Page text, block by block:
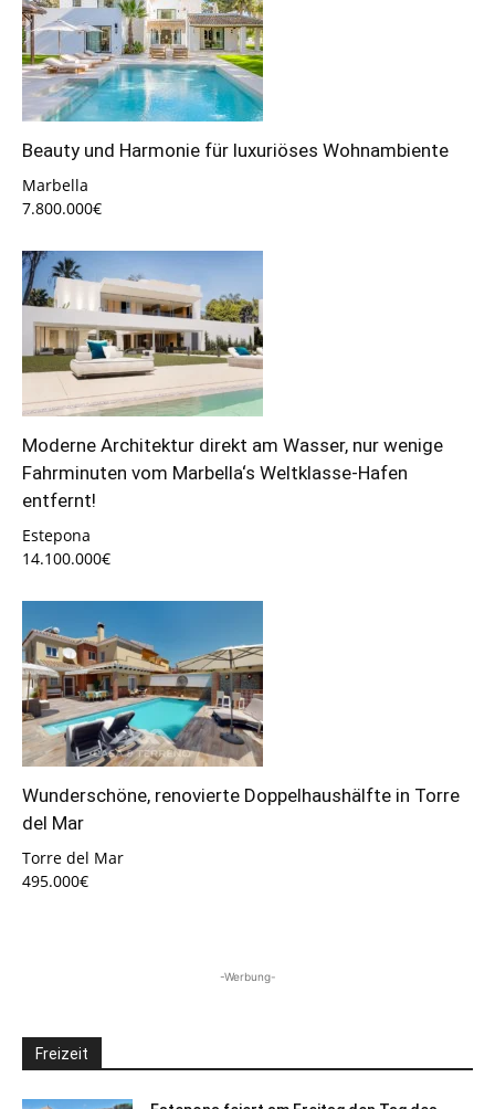
Beauty und Harmonie für luxuriöses Wohnambiente
Marbella
7.800.000€
Moderne Architektur direkt am Wasser, nur wenige
Fahrminuten vom Marbella‘s Weltklasse-Hafen
entfernt!
Estepona
14.100.000€
Wunderschöne, renovierte Doppelhaushälfte in Torre
del Mar
Torre del Mar
495.000€
-Werbung-
Freizeit